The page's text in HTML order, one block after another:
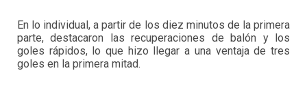
En lo individual, a partir de los diez minutos de la primera
parte, destacaron las recuperaciones de balón y los
goles rápidos, lo que hizo llegar a una ventaja de tres
goles en la primera mitad.